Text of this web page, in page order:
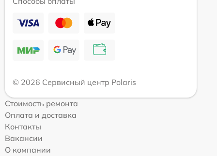
© 2026 Сервисный центр Polaris
Стоимость ремонта
Оплата и доставка
Контакты
Вакансии
О компании